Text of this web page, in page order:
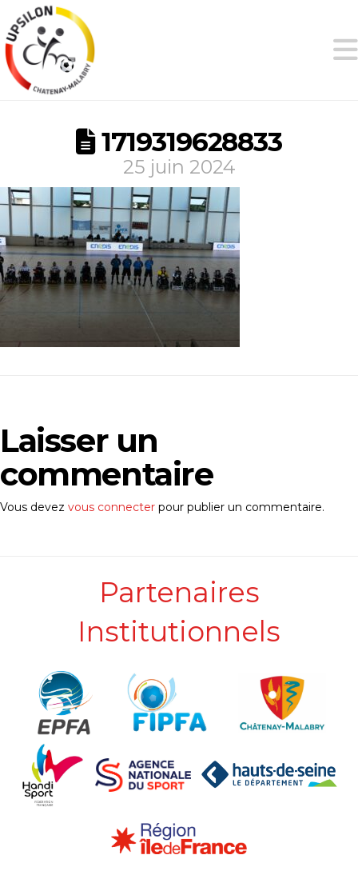
1719319628833
25 juin 2024
Laisser un
commentaire
Vous devez vous connecter pour publier un commentaire.
Partenaires
Institutionnels